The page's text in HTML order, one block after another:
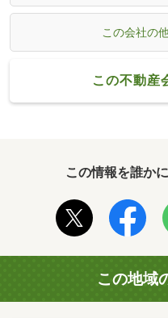
この会社の
この不動産
この情報を誰か
この地域